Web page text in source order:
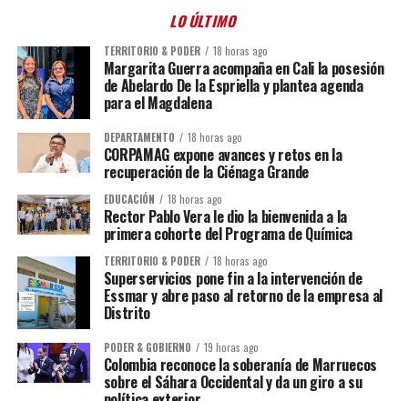
LO ÚLTIMO
TERRITORIO & PODER 18 horas ago
Margarita Guerra acompaña en Cali la posesión
de Abelardo De la Espriella y plantea agenda
para el Magdalena
DEPARTAMENTO 18 horas ago
CORPAMAG expone avances y retos en la
recuperación de la Ciénaga Grande
EDUCACIÓN 18 horas ago
Rector Pablo Vera le dio la bienvenida a la
primera cohorte del Programa de Química
TERRITORIO & PODER 18 horas ago
Superservicios pone fin a la intervención de
Essmar y abre paso al retorno de la empresa al
Distrito
PODER & GOBIERNO 19 horas ago
Colombia reconoce la soberanía de Marruecos
sobre el Sáhara Occidental y da un giro a su